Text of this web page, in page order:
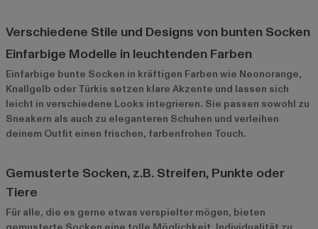
Verschiedene Stile und Designs von bunten Socken
Einfarbige Modelle in leuchtenden Farben
Einfarbige bunte Socken in kräftigen Farben wie Neonorange,
Knallgelb oder Türkis setzen klare Akzente und lassen sich
leicht in verschiedene Looks integrieren. Sie passen sowohl zu
Sneakern als auch zu eleganteren Schuhen und verleihen
deinem Outfit einen frischen, farbenfrohen Touch.
Gemusterte Socken, z.B. Streifen, Punkte oder
Tiere
Für alle, die es gerne etwas verspielter mögen, bieten